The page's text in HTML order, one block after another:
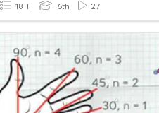
18 T 6th 27